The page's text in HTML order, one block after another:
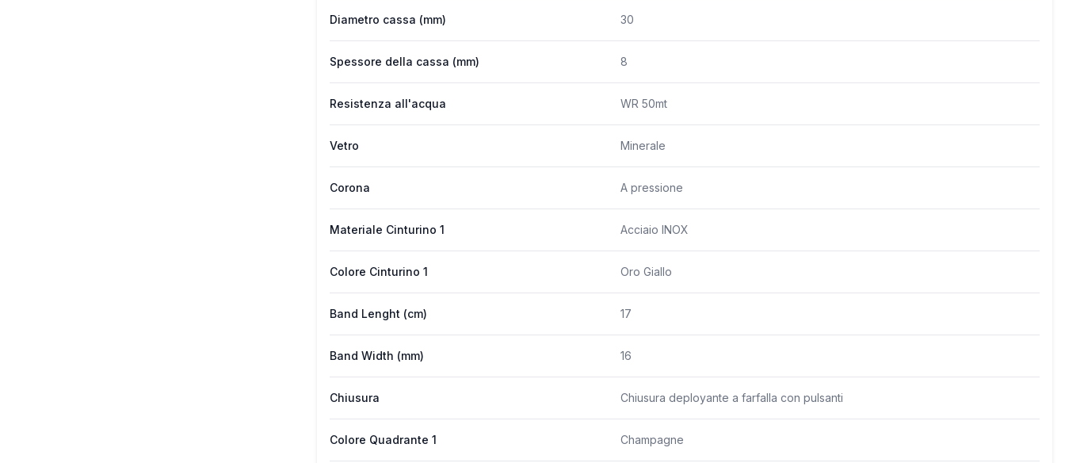
Diametro cassa (mm) 30
Spessore della cassa (mm) 8
Resistenza all'acqua WR 50mt
Vetro Minerale
Corona A pressione
Materiale Cinturino 1 Acciaio INOX
Colore Cinturino 1 Oro Giallo
Band Lenght (cm) 17
Band Width (mm) 16
Chiusura Chiusura deployante a farfalla con pulsanti
Colore Quadrante 1 Champagne